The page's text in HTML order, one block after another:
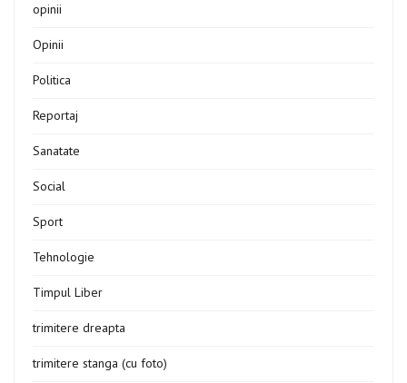
opinii
Opinii
Politica
Reportaj
Sanatate
Social
Sport
Tehnologie
Timpul Liber
trimitere dreapta
trimitere stanga (cu foto)